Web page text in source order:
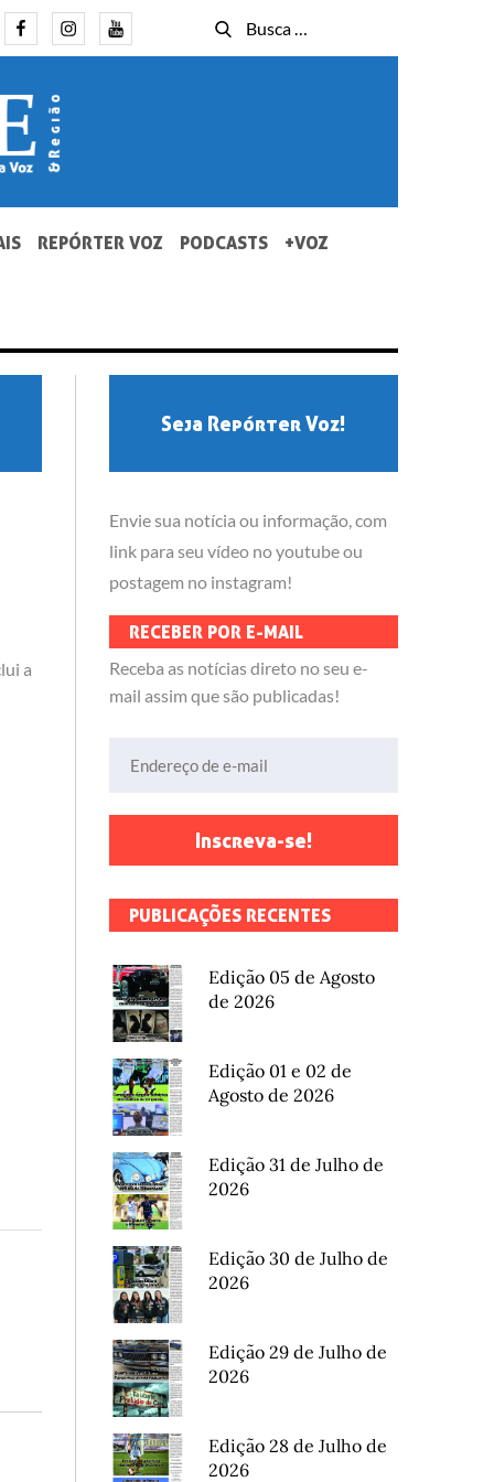
FacebookInstagramYoutube
Busca
for:
Busca
REPÓRTER VOZ PODCASTS +VOZ
a
Seja Repórter Voz!
Envie sua notícia ou informação, com
link para seu vídeo no youtube ou
postagem no instagram!
RECEBER POR E-MAIL
Receba as notícias direto no seu e-
mail assim que são publicadas!
Inscreva-se!
PUBLICAÇÕES RECENTES
Edição 05 de Agosto
de 2026
Edição 01 e 02 de
Agosto de 2026
Edição 31 de Julho de
2026
Edição 30 de Julho de
2026
Edição 29 de Julho de
2026
Edição 28 de Julho de
2026